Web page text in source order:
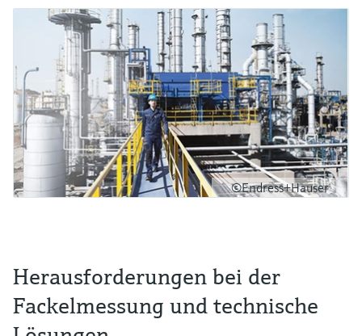
©Endress+Hauser
Herausforderungen bei der
Fackelmessung und technische